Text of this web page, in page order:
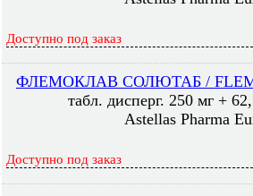
Доступно под заказ
ФЛЕМОКЛАВ СОЛЮТАБ /
табл. дисперг. 250 мг +
Astellas Pharma
Доступно под заказ